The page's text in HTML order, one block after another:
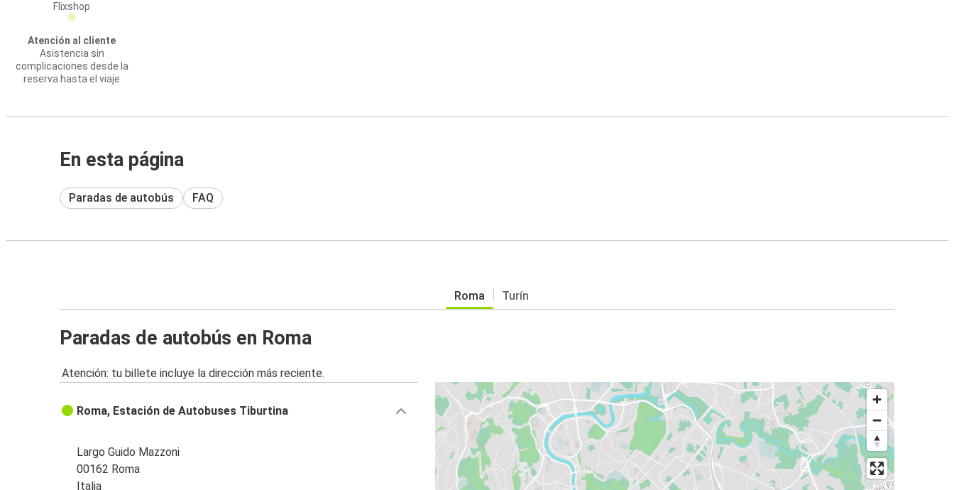
Flixshop
Atención al cliente
Asistencia sin
complicaciones desde la
reserva hasta el viaje
En esta página
Paradas de autobús FAQ
Roma Turín
Paradas de autobús en Roma
Atención: tu billete incluye la dirección más reciente.
Roma, Estación de Autobuses Tiburtina
Largo Guido Mazzoni
00162 Roma
Italia